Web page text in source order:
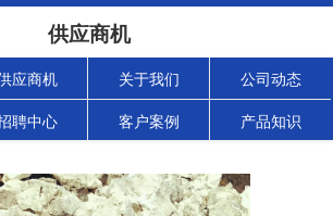
供应商机
应商机 关于我们 公司动态
聘中心 客户案例 产品知识